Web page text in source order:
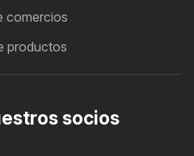
comercios
productos
socios